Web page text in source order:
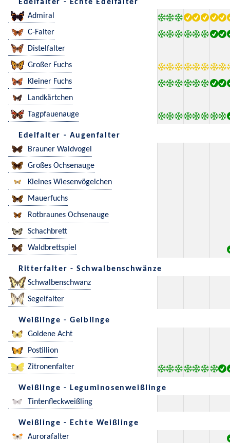
Edelfalter - Echte Edelfalter
Admiral
C-Falter
Distelfalter
Großer Fuchs
Kleiner Fuchs
Landkärtchen
Tagpfauenauge
Edelfalter - Augenfalter
Brauner Waldvogel
Großes Ochsenauge
Kleines Wiesenvögelchen
Mauerfuchs
Rotbraunes Ochsenauge
Schachbrett
Waldbrettspiel
Ritterfalter - Schwalbenschwänze
Schwalbenschwanz
Segelfalter
Weißlinge - Gelblinge
Goldene Acht
Postillion
Zitronenfalter
Weißlinge - Leguminosenweißlinge
Tintenfleckweißling
Weißlinge - Echte Weißlinge
Aurorafalter